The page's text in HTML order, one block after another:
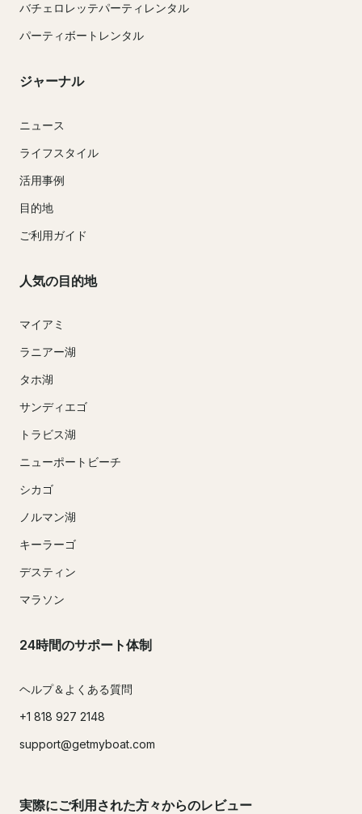
バチェロレッテパーティレンタル
パーティボートレンタル
ジャーナル
ニュース
ライフスタイル
活用事例
目的地
ご利用ガイド
人気の目的地
マイアミ
ラニアー湖
タホ湖
サンディエゴ
トラビス湖
ニューポートビーチ
シカゴ
ノルマン湖
キーラーゴ
デスティン
マラソン
24時間のサポート体制
ヘルプ＆よくある質問
+1 818 927 2148
support@getmyboat.com
実際にご利用された方々からのレビュー